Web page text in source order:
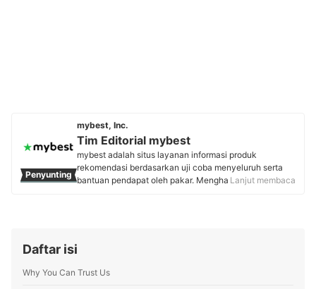
Penyunting
mybest, Inc.
Tim Editorial mybest
mybest adalah situs layanan informasi produk
rekomendasi berdasarkan uji coba menyeluruh serta
bantuan pendapat oleh pakar. Menghasilkan konten
Lanjut membaca
Daftar isi
Why You Can Trust Us